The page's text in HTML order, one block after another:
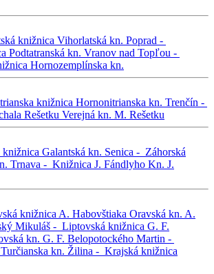
knižnica Vihorlatská kn. Poprad -
Podtatranská kn. Vranov nad Topľou -
Hornozemplínska kn.
knižnica Hornonitrianska kn. Trenčín -
Rešetku Verejná kn. M. Rešetku
knižnica Galantská kn. Senica - Záhorská
Trnava - Knižnica J. Fándlyho Kn. J.
knižnica A. Habovštiaka Oravská kn. A.
Mikuláš - Liptovská knižnica G. F.
kn. G. F. Belopotockého Martin -
Turčianska kn. Žilina - Krajská knižnica